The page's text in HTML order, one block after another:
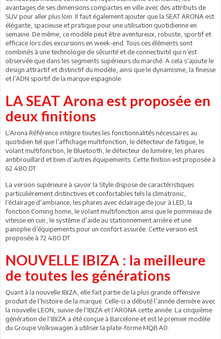
avantages de ses dimensions compactes en ville avec des attributs de
SUV pour aller plus loin. Il faut également ajouter que la SEAT ARONA est
élégante, spacieuse et pratique pour une utilisation quotidienne en
semaine. De même, ce modèle peut être aventureux, robuste, sportif et
efficace lors des excursions en week-end. Tous ces éléments sont
combinés à une technologie de sécurité et de connectivité qui n’est
observée que dans les segments supérieurs du marché. A cela s’ajoute le
design attractif et distinctif du modèle, ainsi que le dynamisme, la finesse
et l’ADN sportif de la marque espagnole
LA SEAT Arona est proposée en
deux finitions
L’Arona Référence intègre toutes les fonctionnalités nécessaires au
quotidien tel que l’affichage multifonction, le détecteur de fatigue, le
volant multifonction, le Bluetooth, le détecteur de lumière, les phares
antibrouillard et bien d’autres équipements. Cette finition est proposée à
62 480 DT
La version supérieure à savoir la Style dispose de caractéristiques
particulièrement distinctives et confortables tels la climatronic,
l’éclairage d’ambiance, les phares avec éclairage de jour à LED, la
fonction Coming home, le volant multifonction ainsi que le pommeau de
vitesse en cuir, le système d’aide au stationnement arrière et une
panoplie d’équipements pour un confort assurée. Cette version est
proposée à 72 480 DT
NOUVELLE IBIZA : la meilleure
de toutes les générations
Quant à la nouvelle IBIZA, elle fait partie de la plus grande offensive
produit de l’histoire de la marque. Celle-ci a débuté l’année dernière avec
la nouvelle LEON, suivie de l’IBIZA et l’ARONA cette année. La cinquième
génération de l’IBIZA a été conçue à Barcelone et est le premier modèle
du Groupe Volkswagen à utiliser la plate-forme MQB A0.